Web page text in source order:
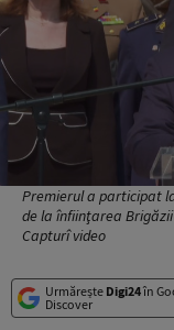
Premierul a participat
de la înfiinţarea
Capturî video
Urmărește Digi24în
Discover